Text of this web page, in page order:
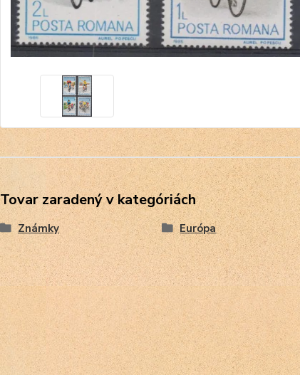
Tovar zaradený v kategóriách
Známky Európa